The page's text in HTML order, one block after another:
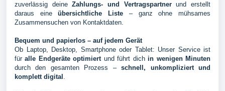
zuverlässig deineZahlungs- und Vertragspartnerund erstellt
daraus eineübersichtliche Liste – ganz ohne mühsames
Zusammensuchen von Kontaktdaten.
Bequem und papierlos – auf jedem Gerät
Ob Laptop, Desktop, Smartphone oder Tablet: Unser Service ist
füralle Endgeräte optimiertund führt dich in wenigen Minuten
durch den gesamten Prozess –schnell, unkompliziert und
komplett digital .